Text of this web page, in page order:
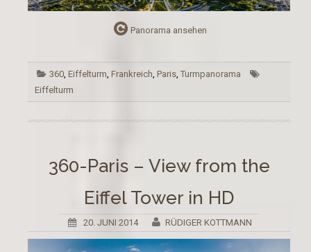
Panorama ansehen
360 ,Eiffelturm ,Frankreich ,Paris ,Turmpanorama
Eiffelturm
360-Paris – View from the
Eiffel Tower in HD
20. JUNI 2014 RÜDIGER KOTTMANN